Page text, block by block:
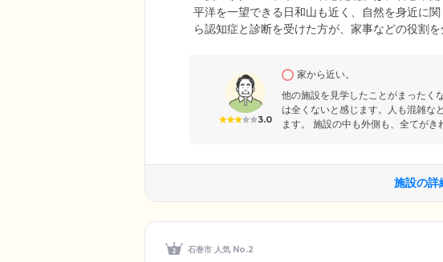
平洋を一望できる日和山も近く、自然を身近に
ら認知症と診断を受けた方が、家事などの役割
ご入居者様にとって「居心地のいい我が家」と
安心して大切なご家族様をお任せください。
3.0
家から近い。
他の施設を見学したことがまったく
は全くないと感じます。人も混雑な
ます。 施設の中も外側も、全てがき
施設の詳
石巻市 人気 No.2